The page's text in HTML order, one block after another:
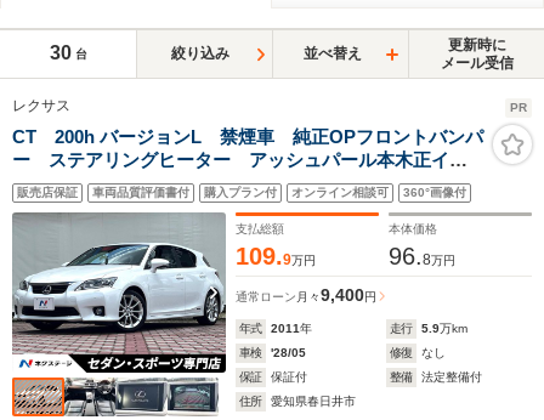
30 台 絞り込み 並べ替え
更新時に
メール受信
レクサス PR
CT 200h バージョンL 禁煙車 純正OPフロントバンパ
ー ステアリングヒーター アッシュパール本木正イン
パネ加飾 黒革シート シートヒーター パワーシー
ト クリアランスソナー LEDヘッドライト 純正17イ
ンチホイール
販売店保証 車両品質評価書付 購入プラン付 オンライン相談可 360°画像付
支払総額
109.9万円
本体価格
96.8万円
通常ローン 月々9,400円
年式 2011年 走行 5.9万km
車検
'28/05 修復
なし
保証
保証付 整備
法定整備付
住所
愛知県春日井市